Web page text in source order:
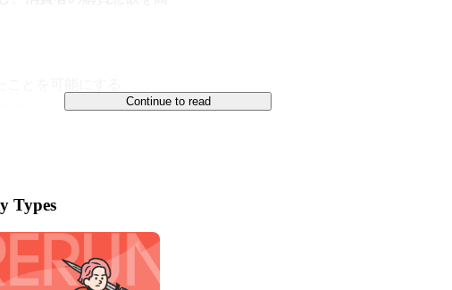
たいという想いが込められています。
に自分に合うのかな？」
売り切れだけど、自分に合う似た商品はないかな？」
きたらいいのにな。」
Continue to read
Types